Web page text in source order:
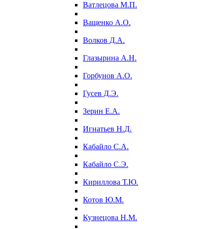
Ватлецова М.П.
Ващенко А.О.
Волков Д.А.
Глазырина А.Н.
Горбунов А.О.
Гусев Д.Э.
Зерин Е.А.
Игнатьев Н.Д.
Кабайло С.А.
Кабайло С.Э.
Кириллова Т.Ю.
Котов Ю.М.
Кузнецова Н.М.